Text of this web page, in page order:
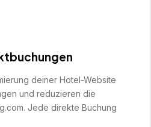
deiner Hotel-Website
und reduzieren die
Jede direkte Buchung